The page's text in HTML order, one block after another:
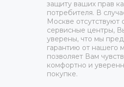
защиту ваших прав
потребителя. В
Москве отсутствуют
сервисные центры,
уверены, что мы
гарантию от нашего
позволяет Вам
комфортно и
покупке.